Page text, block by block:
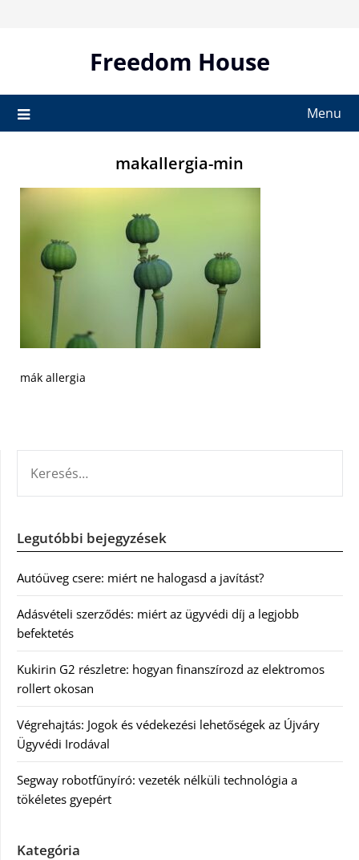
Freedom House
Menu
makallergia-min
mák allergia
Legutóbbi bejegyzések
Autóüveg csere: miért ne halogasd a javítást?
Adásvételi szerződés: miért az ügyvédi díj a legjobb
befektetés
Kukirin G2 részletre: hogyan finanszírozd az elektromos
rollert okosan
Végrehajtás: Jogok és védekezési lehetőségek az Újváry
Ügyvédi Irodával
Segway robotfűnyíró: vezeték nélküli technológia a
tökéletes gyepért
Kategória